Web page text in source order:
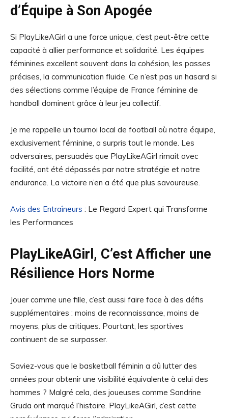
d’Équipe à Son Apogée
Si PlayLikeAGirl a une force unique, c’est peut-être cette
capacité à allier performance et solidarité. Les équipes
féminines excellent souvent dans la cohésion, les passes
précises, la communication fluide. Ce n’est pas un hasard si
des sélections comme l’équipe de France féminine de
handball dominent grâce à leur jeu collectif.
Je me rappelle un tournoi local de football où notre équipe,
exclusivement féminine, a surpris tout le monde. Les
adversaires, persuadés que PlayLikeAGirl rimait avec
facilité, ont été dépassés par notre stratégie et notre
endurance. La victoire n’en a été que plus savoureuse.
Avis des Entraîneurs : Le Regard Expert qui Transforme
les Performances
PlayLikeAGirl, C’est Afficher une
Résilience Hors Norme
Jouer comme une fille, c’est aussi faire face à des défis
supplémentaires : moins de reconnaissance, moins de
moyens, plus de critiques. Pourtant, les sportives
continuent de se surpasser.
Saviez-vous que le basketball féminin a dû lutter des
années pour obtenir une visibilité équivalente à celui des
hommes ? Malgré cela, des joueuses comme Sandrine
Gruda ont marqué l’histoire. PlayLikeAGirl, c’est cette